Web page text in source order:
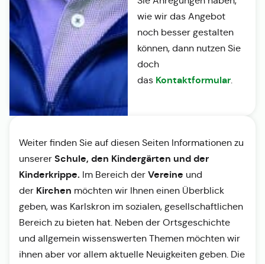
wie wir das Angebot
noch besser gestalten
können, dann nutzen Sie
doch
das Kontaktformular.
Weiter finden Sie auf diesen Seiten Informationen zu
unserer Schule, den Kindergärten und der
Kinderkrippe. Im Bereich der Vereine und
der Kirchen möchten wir Ihnen einen Überblick
geben, was Karlskron im sozialen, gesellschaftlichen
Bereich zu bieten hat. Neben der Ortsgeschichte
und allgemein wissenswerten Themen möchten wir
ihnen aber vor allem aktuelle Neuigkeiten geben. Die